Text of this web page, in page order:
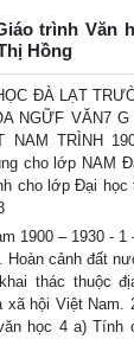
trình Văn
Hồng
ĐÀ LẠT
NGỮF VĂN7
NAM TRÌNH
cho lớp NAM
cho lớp Đại học
1900 – 1930 -
Hoàn cảnh đất
thác thuộc
xã hội Việt Nam.
học 4 a) Tính